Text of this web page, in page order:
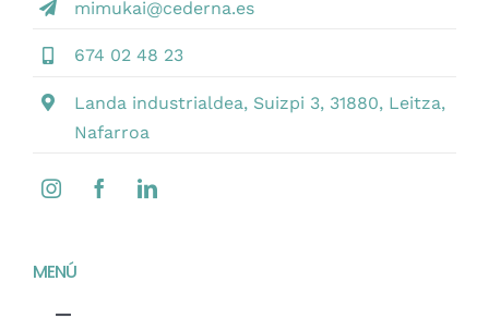
mimukai@cederna.es
674 02 48 23
Landa industrialdea, Suizpi 3, 31880, Leitza,
Nafarroa
MENÚ